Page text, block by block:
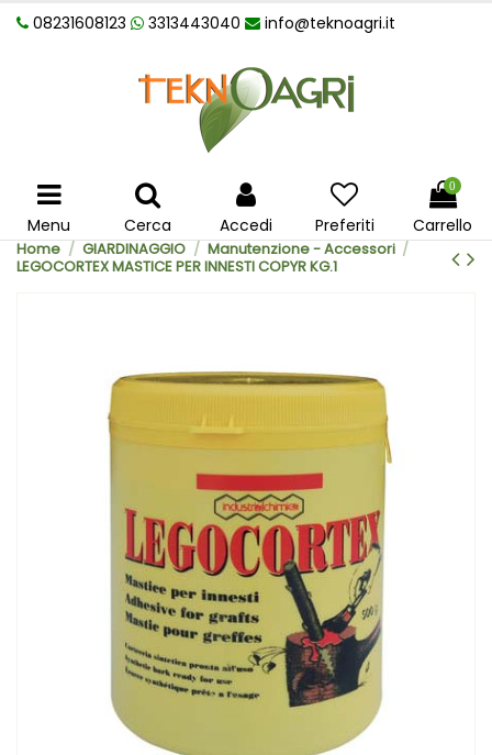
08231608123 3313443040 info@teknoagri.it
Menu Cerca Accedi Preferiti
0
Carrello
Home GIARDINAGGIO
Manutenzione - Accessori
LEGOCORTEX MASTICE PER INNESTI COPYR KG.1